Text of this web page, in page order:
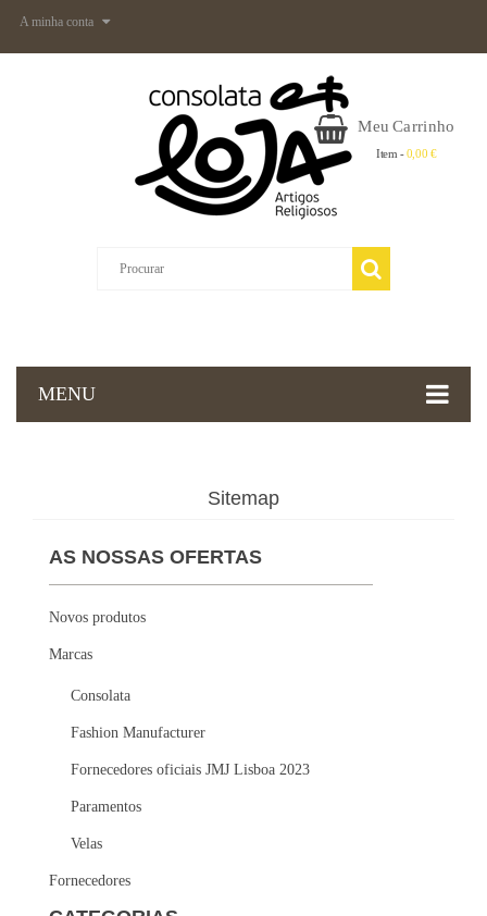
A minha conta
Meu Carrinho
Item - 0,00 €
MENU
Sitemap
AS NOSSAS OFERTAS
Novos produtos
Marcas
Consolata
Fashion Manufacturer
Fornecedores oficiais JMJ Lisboa 2023
Paramentos
Velas
Fornecedores